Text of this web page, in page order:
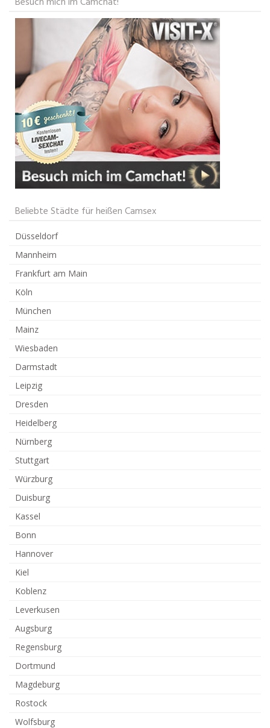
Beliebte Städte für heißen Camsex
Düsseldorf
Mannheim
Frankfurt am Main
Köln
München
Mainz
Wiesbaden
Darmstadt
Leipzig
Dresden
Heidelberg
Nürnberg
Stuttgart
Würzburg
Duisburg
Kassel
Bonn
Hannover
Kiel
Koblenz
Leverkusen
Augsburg
Regensburg
Dortmund
Magdeburg
Rostock
Wolfsburg